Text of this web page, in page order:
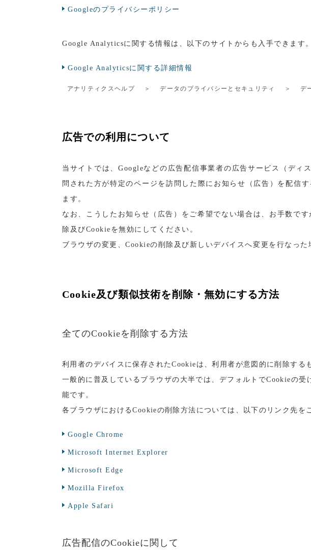
Googleのプライバシーポリシー
Google Analyticsに関する情報は、以下のサイトからも入手できます。
Google Analyticsに関する詳細情報
アナリティクスヘルプ ＞ データのプライバシーとセキュリティ ＞ デ
広告での利用について
当サイトでは、Googleなどの広告配信事業者の広告サービス（デ
問された方が特定のページを訪問した際にお知らせ（広告）を配信
ます。
なお、こうしたお知らせ（広告）をご希望でない場合は、お手数で
除及びCookieを無効にしてください。
ブラウザの変更、Cookieの削除及び新しいデバイスへ変更を行なった
Cookie及び類似技術を削除・無効にする方法
全てのCookieを削除する方法
利用者のデバイスに保存されたCookieは、利用者が意図的に削除す
一般的に普及しているブラウザの大半では、デフォルトでCookieの
能です。
各ブラウザにおけるCookieの削除方法については、以下のリンク先を
Google Chrome
Microsoft Internet Explorer
Microsoft Edge
Mozilla Firefox
Apple Safari
広告配信のCookieに関して